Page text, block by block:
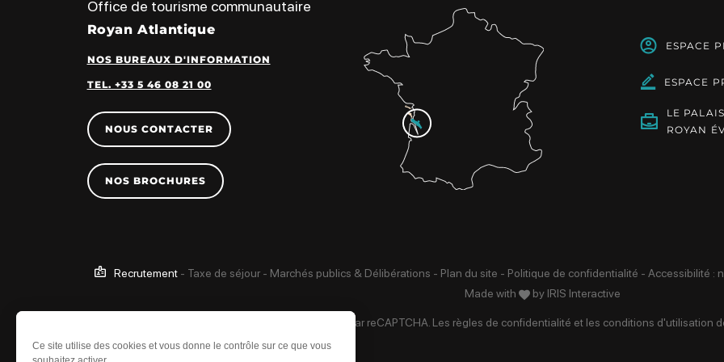
Office de tourisme communautaire
Royan Atlantique
NOS BUREAUX D'INFORMATION
TEL. +33 5 46 08 21 00
NOUS CONTACTER
NOS BROCHURES
ESPACE
ESPACE
LE PALAIS
ROYAN
Recrutement - Taxe de séjour - Marchés publics & Délibérations - Plan du site - Politique de confidentialité - Accessibilité :
Made with
by IRIS Interactive
Ce site est protégé par reCAPTCHA. Les règles de confidentialité et les conditions d'utilisation